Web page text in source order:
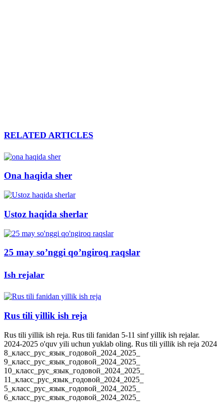
RELATED ARTICLES
Ona haqida sher
Ustoz haqida sherlar
25 may so’nggi qo’ngiroq raqslar
Ish rejalar
Rus tili yillik ish reja
Rus tili yillik ish reja. Rus tili fanidan 5-11 sinf yillik ish rejalar.
2024-2025 o'quv yili uchun yuklab oling. Rus tili yillik ish reja 2024
8_класс_рус_язык_годовой_2024_2025_
9_класс_рус_язык_годовой_2024_2025_
10_класс_рус_язык_годовой_2024_2025_
11_класс_рус_язык_годовой_2024_2025_
5_класс_рус_язык_годовой_2024_2025_
6_класс_рус_язык_годовой_2024_2025_